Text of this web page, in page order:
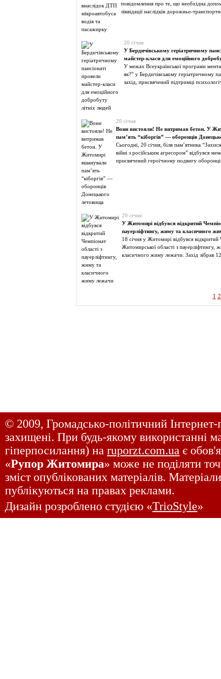
повідомлення про те, що необхідна
ліквідації наслідків дорожньо-
20 січня
У Бердичівському геріатричному
майстер-класи для емоційного
У межах Всеукраїнської програми
як?” у Бердичівському геріатричному
захід, присвячений підтримці
20 січня
Вони вистояли! Не витримав бетон. У
пам’ять “кіборгів” — оборонців
Сьогодні, 20 січня, біля пам’ятника
війні з російським агресором” відбувся
присвячений героїчному подвигу
20 січня
У Житомирі відбувся відкритий
пауерліфтингу, жиму та класичного
18 січня у Житомирі відбувся відкритий
Житомирської області з пауерліфтингу,
класичного жиму лежачи. Захід зібрав
1 2
© 2009, Громадсько-політичний Інтернет-
захищені. При будь-якому використанні
гіперпосилання) на ruporzt.com.ua є
«Рупор Житомира» може не поділяти
зміст опублікованих матеріалів.
публікуються на правах реклами.
Дизайн розроблено студією «TrioStyle»